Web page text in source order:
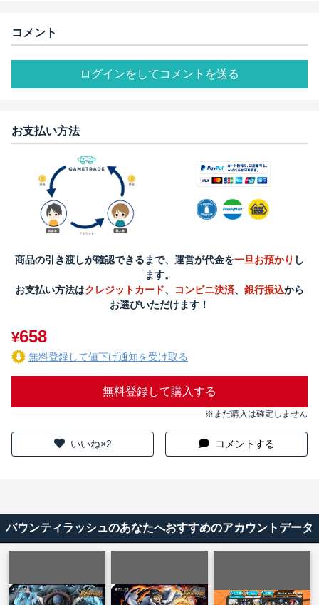
コメント
ログインをしてコメントを送る
お支払い方法
商品の引き渡しが確認できるまで、運営が代金を一旦お預かり し
ます。
お支払い方法はクレジットカード、 コンビニ決済、 銀行振込から
お選びいただけます！
¥658
無料登録して値下げ通知を受け取る
無料登録して購入する
※まだ購入は確定しません
いいね×2 コメントする
バウンティラッシュのあなたへおすすめのアカウントデータ